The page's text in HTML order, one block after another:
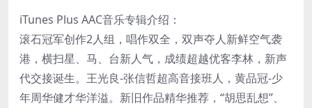
iTunes Plus AAC音乐专辑介绍：
滚石冠军创作2人组，唱作双全，双声夺人新鲜空气袭
港，横扫星、马、台新人气，成绩超越优客李林，新声
代交接诞生。王光良-张信哲超高音接班人，黄品冠-少
年周华健才华洋溢。新旧作品精华推荐，“胡思乱想”、